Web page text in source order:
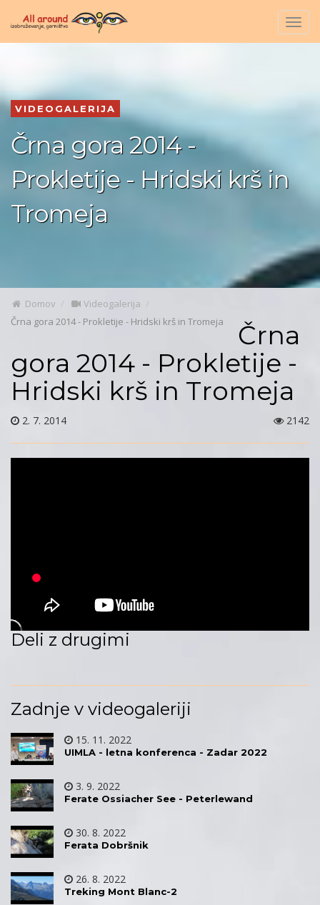
VIDEOGALERIJA
Črna gora 2014 -
Prokletije - Hridski krš in
Tromeja
Domov
Videogalerija
Črna gora 2014 - Prokletije - Hridski krš in Tromeja
Črna
gora 2014 - Prokletije -
Hridski krš in Tromeja
2. 7. 2014 2142
Deli z drugimi
Zadnje v videogaleriji
15. 11. 2022
UIMLA - letna konferenca - Zadar 2022
3. 9. 2022
Ferate Ossiacher See - Peterlewand
30. 8. 2022
Ferata Dobršnik
26. 8. 2022
Treking Mont Blanc-2